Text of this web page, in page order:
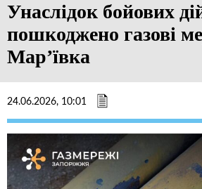
Унаслідок бойових
пошкоджено газові
Мар’ївка
24.06.2026, 10:01